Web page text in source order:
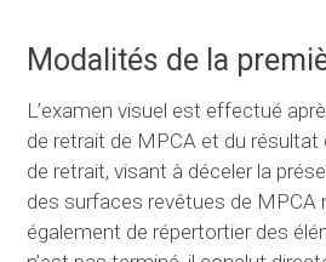
Modalités de la
L’examen visuel est effectué
de retrait de MPCA et du résultat
de retrait, visant à déceler la
des surfaces revêtues de MPCA
également de répertortier des